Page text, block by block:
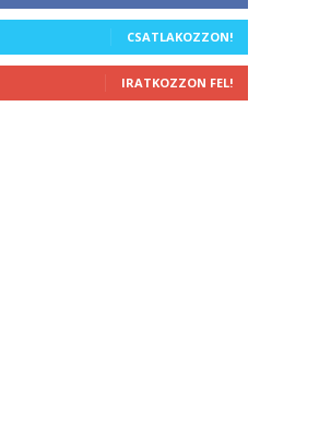
CSATLAKOZZON!
IRATKOZZON FEL!